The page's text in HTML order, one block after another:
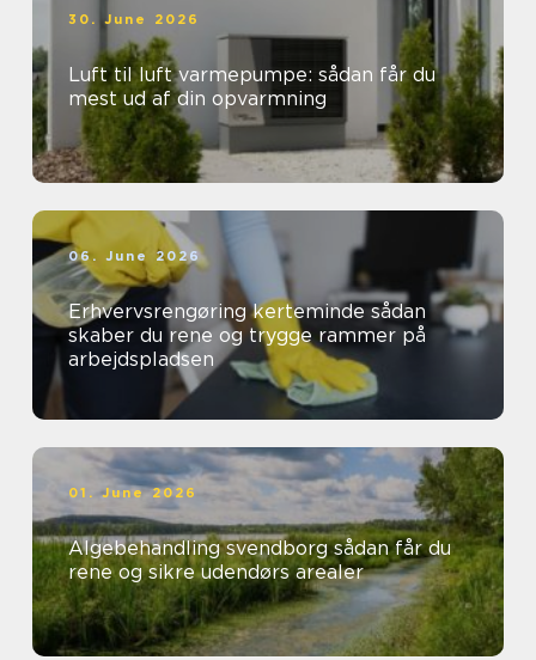
30. June 2026
Luft til luft varmepumpe: sådan får du
mest ud af din opvarmning
06. June 2026
Erhvervsrengøring kerteminde sådan
skaber du rene og trygge rammer på
arbejdspladsen
01. June 2026
Algebehandling svendborg sådan får du
rene og sikre udendørs arealer